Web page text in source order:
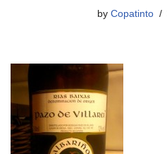
by Copatinto